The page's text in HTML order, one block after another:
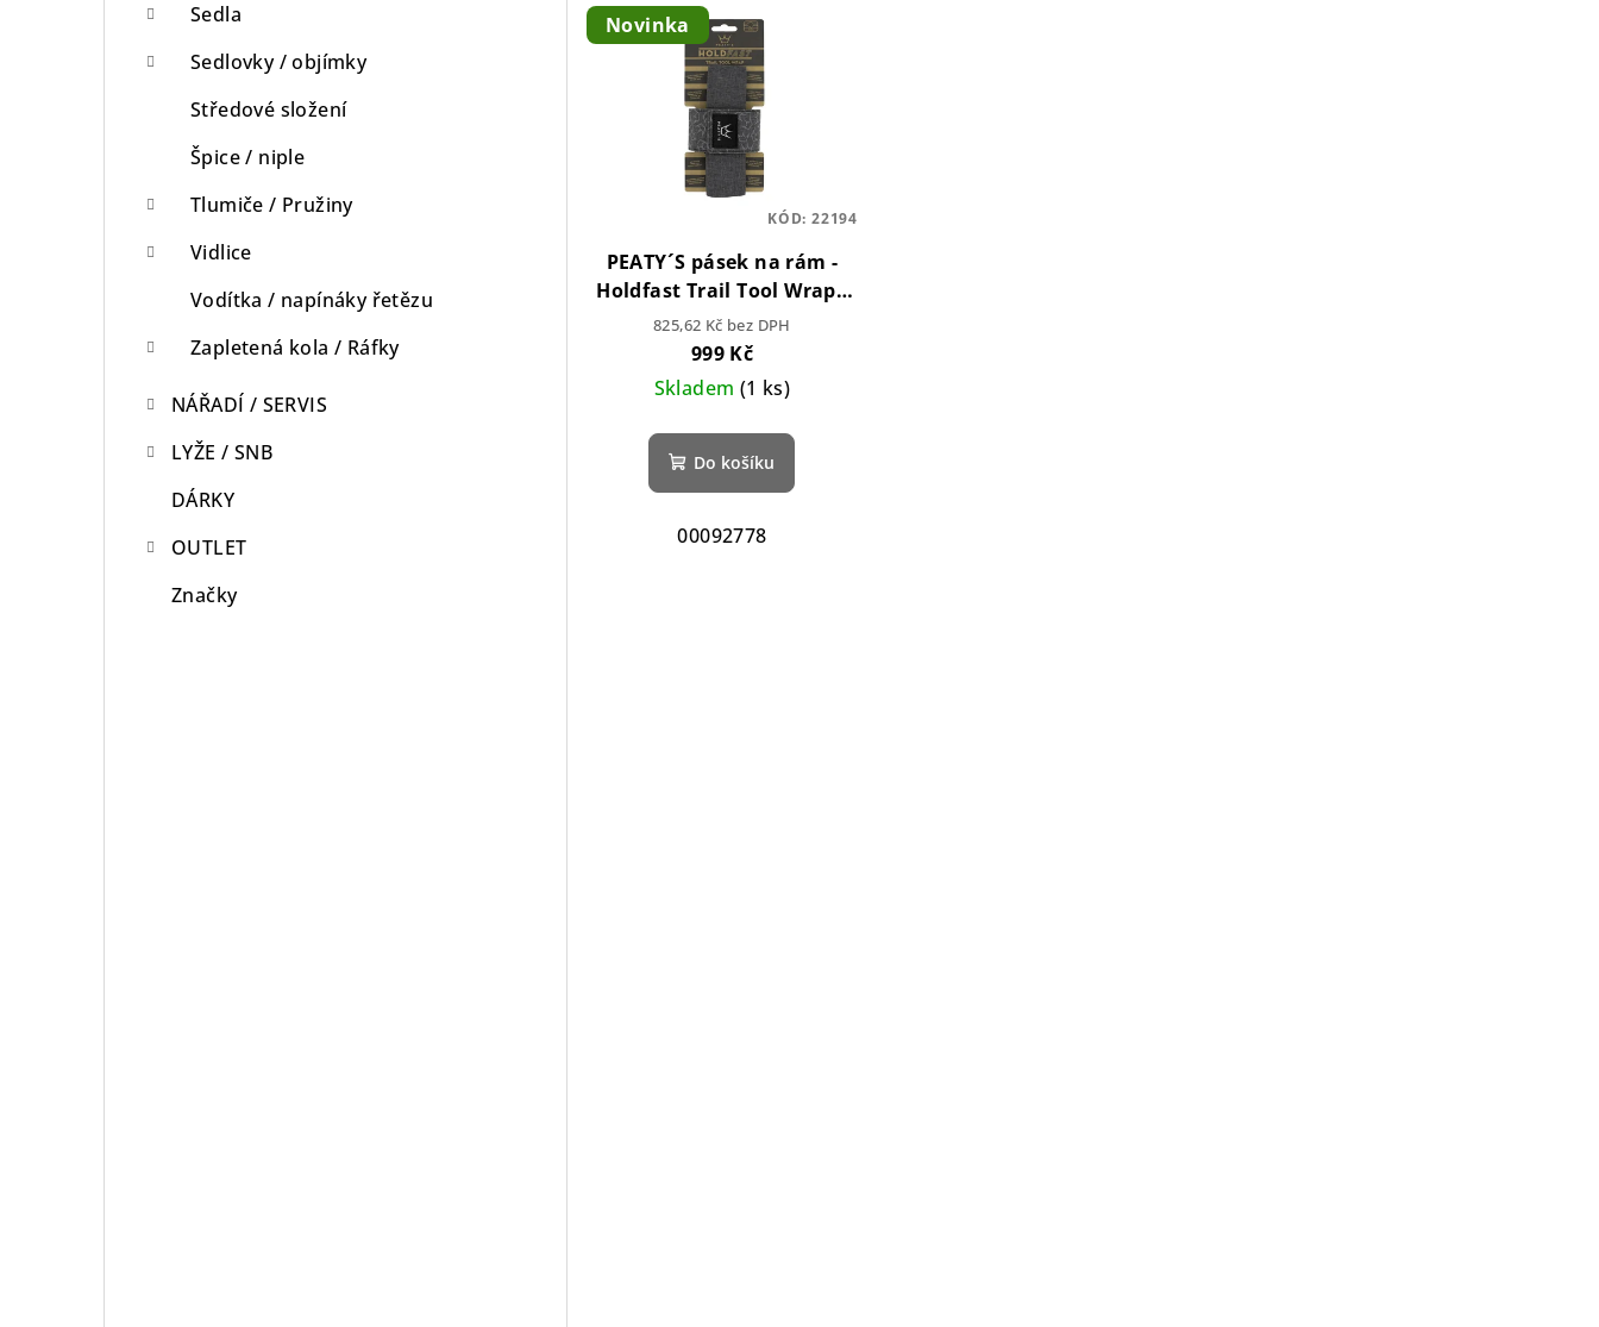
Sedla
Sedlovky / objímky
Středové složení
Špice / niple
Tlumiče / Pružiny
Vidlice
Vodítka / napínáky řetězu
Zapletená kola / Ráfky
NÁŘADÍ / SERVIS
LYŽE / SNB
DÁRKY
OUTLET
Značky
Novinka
PEATY´S pásek na rám -
Holdfast Trail Tool Wrap -
Slate Grey
825,62 Kč bez DPH
999 Kč
Skladem (1 ks)
Do košíku
00092778
KÓD: 22194